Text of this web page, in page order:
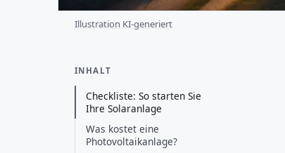
Illustration KI-generiert
INHALT
Checkliste: So starten Sie
Ihre Solaranlage
Was kostet eine
Photovoltaikanlage?